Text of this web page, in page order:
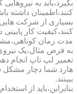
بگیرد،باید به
کنند،اطمینان داشته
بسیاری از شرکت
کنند،کیفیت کار
مدت زمان
به فرض مثال،یک
هارد شما دچار مشکل
ببینند.
بنابراین،باید از